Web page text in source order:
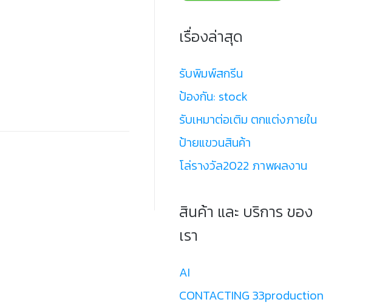
เรื่องล่าสุด
รับพิมพ์สกรีน
ป้องกัน: stock
รับเหมาต่อเติม ตกแต่งภายใน
ป้ายแขวนสินค้า
โล่รางวัล2022 ภาพผลงาน
สินค้า และ บริการ ของ
เรา
AI
CONTACTING 33production